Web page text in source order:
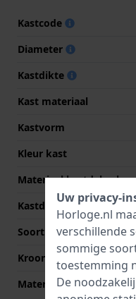
Kastcode
Diameter
Kastdikte
Kast materiaal
Kastvorm
Kleur kast
Materiaal kastdeksel
Kastdeksel
Soort glas
Kroon
Materiaal bezel
Uw privacy-
Horloge.nl
verschillende
sommige
toestemming
De